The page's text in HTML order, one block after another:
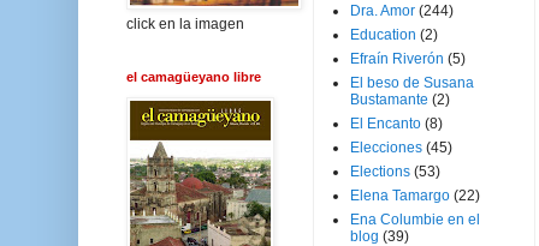
click en la imagen
el camagüeyano libre
Dra. Amor (244)
Education (2)
Efraín Riverón (5)
El beso de Susana
Bustamante (2)
El Encanto (8)
Elecciones (45)
Elections (53)
Elena Tamargo (22)
Ena Columbie en el
blog (39)